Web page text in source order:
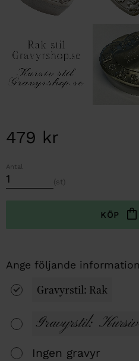
479 kr
Antal
st
Gravyrstil: Rak
Gravyrstil: Kursiv
Ingen gravyr